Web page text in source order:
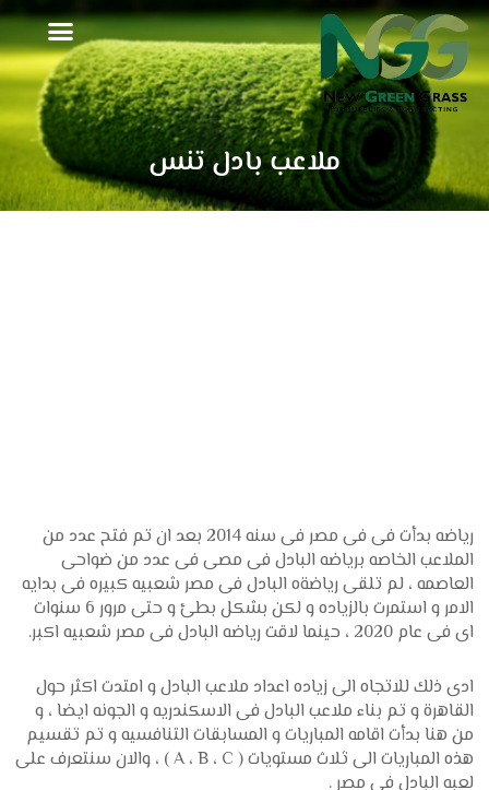
تخطي
إلى
المحتوى
ملاعب بادل تنس
رياضه بدأت فى فى مصر فى سنه 2014 بعد ان تم فتح عدد من
الملاعب الخاصه برياضه البادل فى مصى فى عدد من ضواحى
العاصمه ، لم تلقى رياضةه البادل فى مصر شعبيه كبيره فى بدايه
الامر و استمرت بالزياده و لكن بشكل بطئ و حتى مرور 6 سنوات
اى فى عام 2020 ، حينما لاقت رياضه البادل فى مصر شعبيه اكبر.
ادى ذلك للاتجاه الى زياده اعداد ملاعب البادل و امتدت اكثر حول
القاهرة و تم بناء ملاعب البادل فى الاسكندريه و الجونه ايضا ، و
من هنا بدأت اقامه المباريات و المسابقات التنافسيه و تم تقسيم
هذه المباريات الى ثلاث مستويات ( A ، B ، C ) ، والان سنتعرف على
لعبه البادل فى مصر .